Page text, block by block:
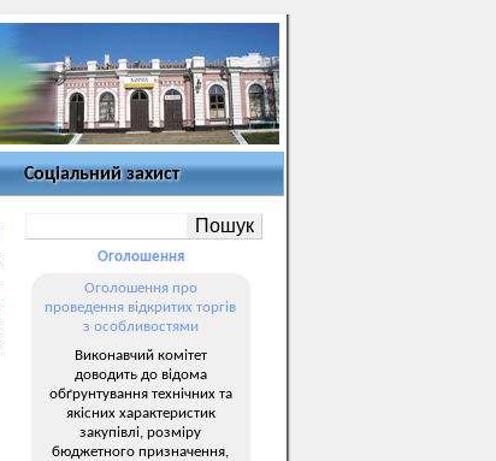
Соціальний захист
Оголошення
Оголошення про
проведення відкритих торгів
з особливостями
Виконавчий комітет
доводить до відома
обґрунтування технічних та
якісних характеристик
закупівлі, розміру
бюджетного призначення,